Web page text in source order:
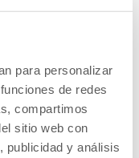
para personalizar
de redes
compartimos
sitio web con
publicidad y análisis
de
Farmazia